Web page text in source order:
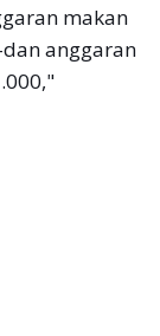
makan
anggaran